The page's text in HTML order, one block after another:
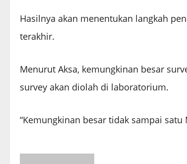
Hasilnya akan menentukan langkah
terakhir.
Menurut Aksa, kemungkinan besar
survey akan diolah di laboratorium.
“Kemungkinan besar tidak sampai